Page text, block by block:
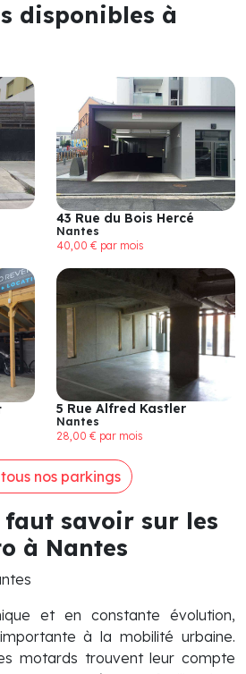
disponibles à
43 Rue du Bois Hercé
Nantes
40,00 € par mois
5 Rue Alfred Kastler
Nantes
28,00 € par mois
nos parkings
savoir sur les
à Nantes
et en constante évolution,
à la mobilité urbaine.
motards trouvent leur compte